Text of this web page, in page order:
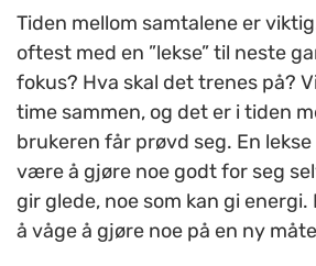
Tiden mellom samtalene er
oftest med en ”lekse” til neste
fokus? Hva skal det trenes på?
time sammen, og det er i tiden
brukeren får prøvd seg. En
være å gjøre noe godt for seg
gir glede, noe som kan gi
å våge å gjøre noe på en ny